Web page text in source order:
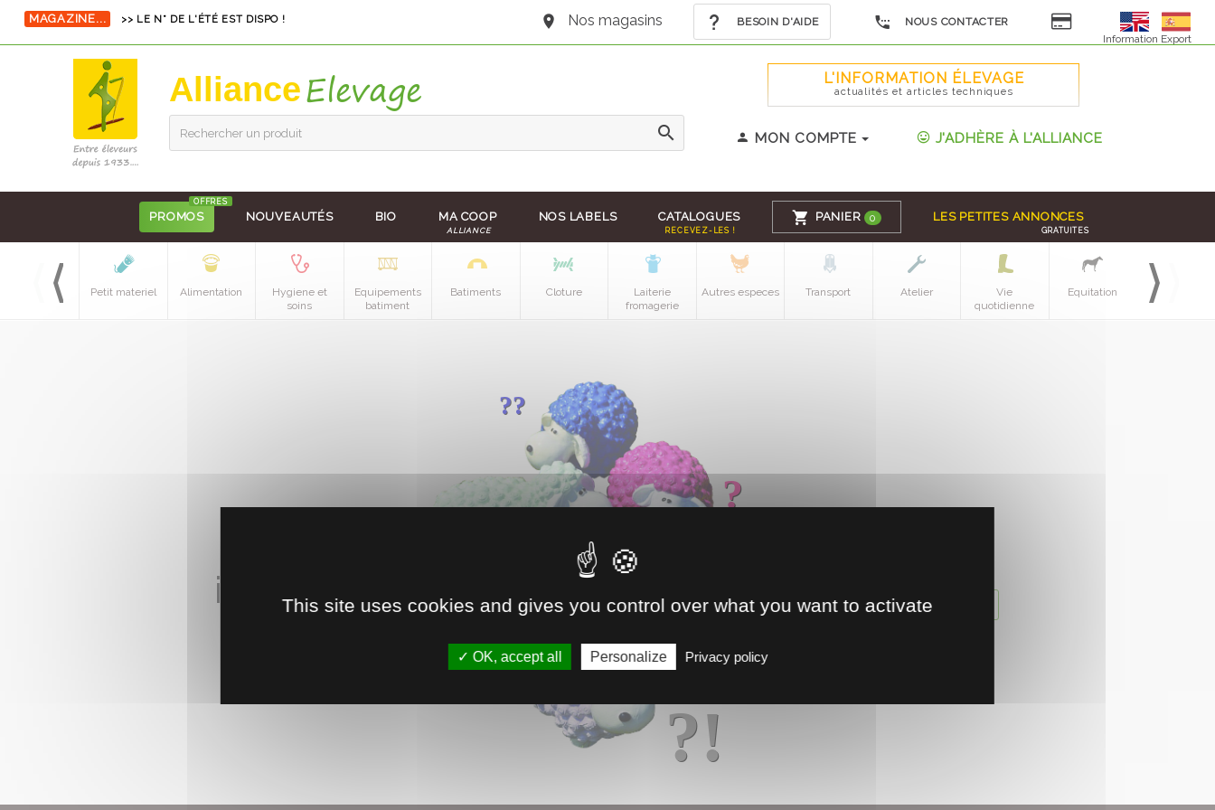
MAGAZINE... >> LE N° DE L'ÉTÉ EST DISPO ! Nos magasins BESOIN D'AIDE
NOUS CONTACTER
Information Export
Alliance
Rechercher un produit
L'INFORMATION ÉLEVAGE
actualités et articles techniques
MON COMPTE J'ADHÈRE À L'ALLIANCE
PROMOS
OFFRES
NOUVEAUTÉS BIO MA COOP
ALLIANCE
NOS LABELS CATALOGUES
RECEVEZ-LES !
PANIER 0 LES PETITES ANNONCES
GRATUITES
Petit materiel Alimentation
Hygiene et
soins
Equipements
batiment
Batiments Cloture
Laiterie
fromagerie
Autres especes Transport Atelier
Vie
quotidienne
Equitation Espaces verts
introuvable
??
?
?!
RETOUR À L'ACCUEIL
This site uses cookies and gives you control over what you want to activate
OK, accept all Personalize Privacy policy